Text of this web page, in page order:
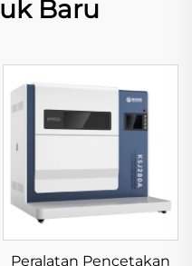
Baru
Peralatan Pencetakan